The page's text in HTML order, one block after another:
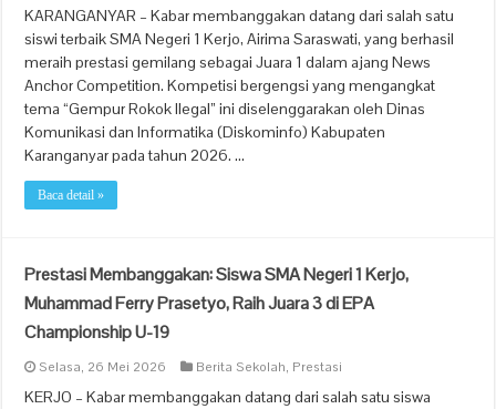
KARANGANYAR – Kabar membanggakan datang dari salah satu
siswi terbaik SMA Negeri 1 Kerjo, Airima Saraswati, yang berhasil
meraih prestasi gemilang sebagai Juara 1 dalam ajang News
Anchor Competition. Kompetisi bergengsi yang mengangkat
tema “Gempur Rokok Ilegal” ini diselenggarakan oleh Dinas
Komunikasi dan Informatika (Diskominfo) Kabupaten
Karanganyar pada tahun 2026. …
Baca detail »
Prestasi Membanggakan: Siswa SMA Negeri 1 Kerjo,
Muhammad Ferry Prasetyo, Raih Juara 3 di EPA
Championship U-19
Selasa, 26 Mei 2026 Berita Sekolah, Prestasi
KERJO – Kabar membanggakan datang dari salah satu siswa